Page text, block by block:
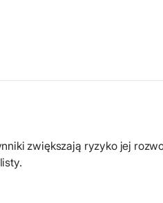
zwiększają ryzyko jej